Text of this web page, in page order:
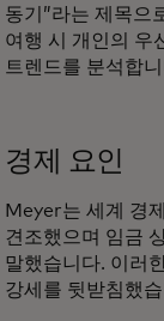
동기”라는 제목으
여행 시 개인의 우
트렌드를 분석합
경제 요인
Meyer는 세계 경
견조했으며 임금
말했습니다. 이러
강세를 뒷받침했